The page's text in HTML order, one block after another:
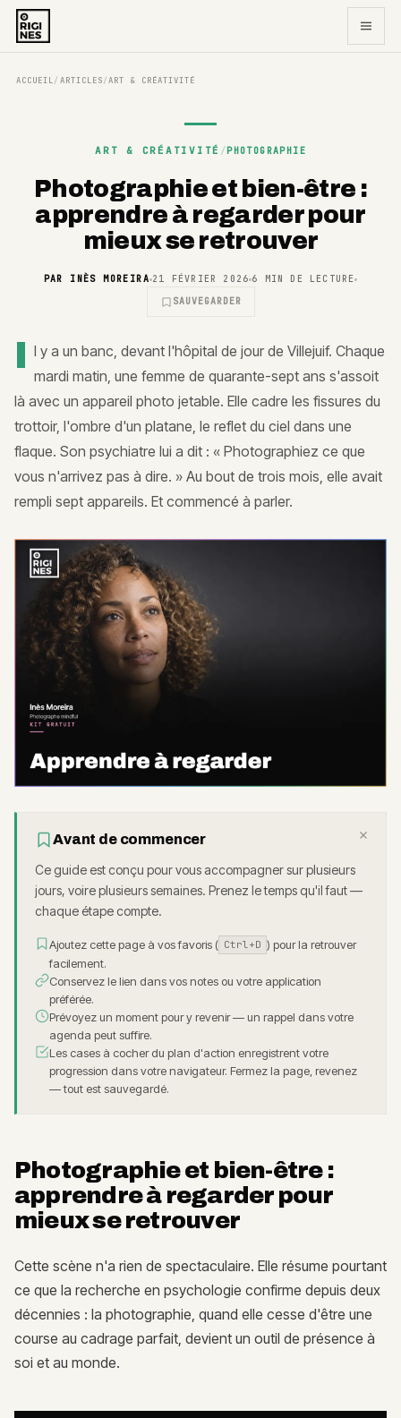
ACCUEIL / ARTICLES /ART & CRÉATIVITÉ
ART & CRÉATIVITÉ /PHOTOGRAPHIE
Photographie et bien-être :
apprendre à regarder pour
mieux se retrouver
PAR INÈS MOREIRA 21 FÉVRIER 2026 6
MIN DE LECTURE
SAUVEGARDER
I l y a un banc, devant l'hôpital de jour de Villejuif. Chaque
mardi matin, une femme de quarante-sept ans s'assoit
là avec un appareil photo jetable. Elle cadre les fissures du
trottoir, l'ombre d'un platane, le reflet du ciel dans une
flaque. Son psychiatre lui a dit : « Photographiez ce que
vous n'arrivez pas à dire. » Au bout de trois mois, elle avait
rempli sept appareils. Et commencé à parler.
Avant de commencer
Ce guide est conçu pour vous accompagner sur plusieurs
jours, voire plusieurs semaines. Prenez le temps qu'il faut —
chaque étape compte.
Ajoutez cette page à vos favoris ( Ctrl+D ) pour la retrouver
facilement.
Conservez le lien dans vos notes ou votre application
préférée.
Prévoyez un moment pour y revenir — un rappel dans votre
agenda peut suffire.
Les cases à cocher du plan d'action enregistrent votre
progression dans votre navigateur. Fermez la page, revenez
— tout est sauvegardé.
Photographie et bien-être :
apprendre à regarder pour
mieux se retrouver
Cette scène n'a rien de spectaculaire. Elle résume pourtant
ce que la recherche en psychologie confirme depuis deux
décennies : la photographie, quand elle cesse d'être une
course au cadrage parfait, devient un outil de présence à
soi et au monde.